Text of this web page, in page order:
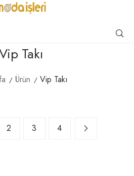
Takı
Ürün Vip Takı
2 3 4